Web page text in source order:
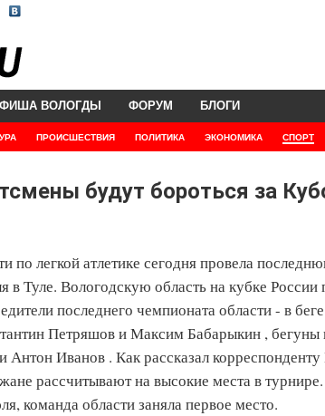
ПРОИСШЕСТВИЯ ПОЛИТИКА ЭКОНОМИКА СПОРТ
ВОЛОГДЫ ФОРУМ БЛОГИ
будут бороться за
по легкой атлетике сегодня провела
Туле. Вологодскую область на кубке России
последнего чемпионата области - в
Петряшов и Максим Бабарыкин , бегуны
Антон Иванов . Как рассказал
рассчитывают на высокие места в
команда области заняла первое место.